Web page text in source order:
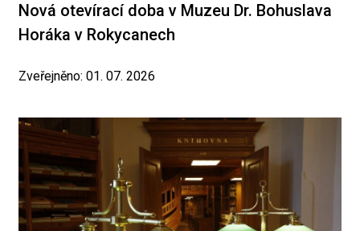
Nová otevírací doba v Muzeu Dr. Bohuslava
Horáka v Rokycanech
Zveřejněno: 01. 07. 2026